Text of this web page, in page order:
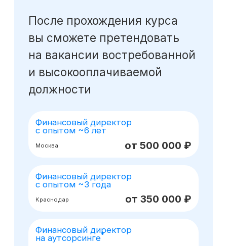
на консультацию
Получите бесплатный урок